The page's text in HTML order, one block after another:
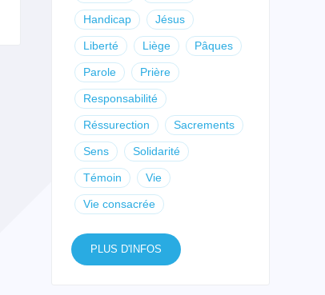
Handicap Jésus
Liberté Liège Pâques
Parole Prière
Responsabilité
Réssurection Sacrements
Sens Solidarité
Témoin Vie
Vie consacrée
PLUS D'INFOS